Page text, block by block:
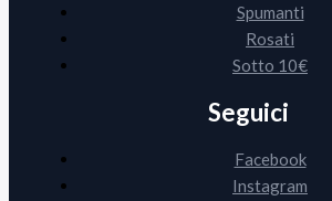
Spumanti
Rosati
Sotto 10€
Seguici
Facebook
Instagram